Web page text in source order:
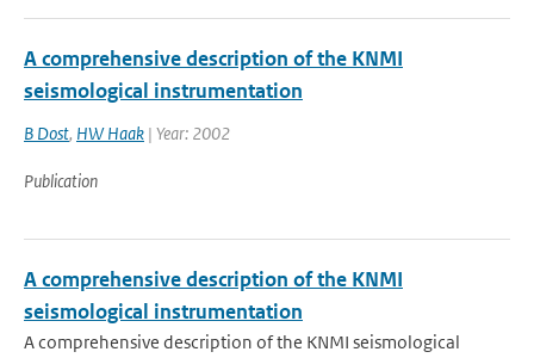
A comprehensive description of the KNMI
seismological instrumentation
B Dost, HW Haak | Year: 2002
Publication
A comprehensive description of the KNMI
seismological instrumentation
A comprehensive description of the KNMI seismological